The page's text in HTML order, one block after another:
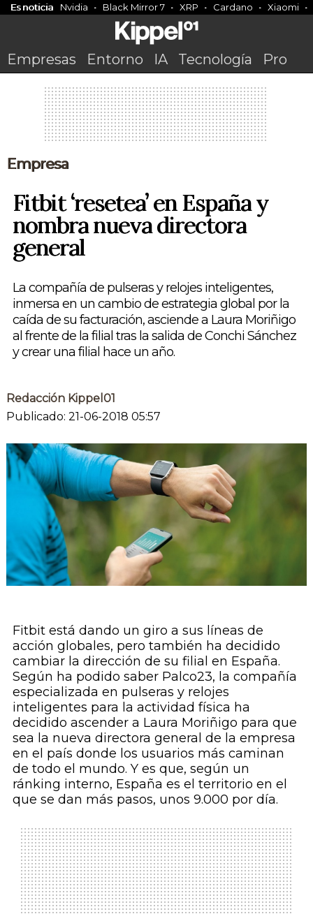
Es noticia Nvidia Black Mirror 7 XRP Cardano Xiaomi
Empresas Entorno IA Tecnología Pro
Empresa
Fitbit ‘resetea’ en España y
nombra nueva directora
general
La compañía de pulseras y relojes inteligentes,
inmersa en un cambio de estrategia global por la
caída de su facturación, asciende a Laura Moriñigo
al frente de la filial tras la salida de Conchi Sánchez
y crear una filial hace un año.
Redacción Kippel01
Publicado: 21-06-2018 05:57
Fitbit está dando un giro a sus líneas de
acción globales, pero también ha decidido
cambiar la dirección de su filial en España.
Según ha podido saber Palco23, la compañía
especializada en pulseras y relojes
inteligentes para la actividad física ha
decidido ascender a Laura Moriñigo para que
sea la nueva directora general de la empresa
en el país donde los usuarios más caminan
de todo el mundo. Y es que, según un
ránking interno, España es el territorio en el
que se dan más pasos, unos 9.000 por día.